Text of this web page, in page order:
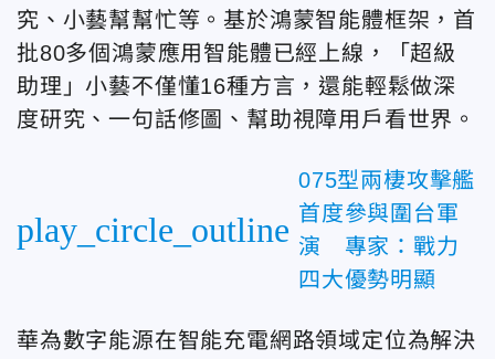
究、小藝幫幫忙等。基於鴻蒙智能體框架，首
批80多個鴻蒙應用智能體已經上線，「超級
助理」小藝不僅懂16種方言，還能輕鬆做深
度研究、一句話修圖、幫助視障用戶看世界。
play_circle_outline
075型兩棲攻擊艦
首度參與圍台軍
演 專家：戰力
四大優勢明顯
華為數字能源在智能充電網路領域定位為解決